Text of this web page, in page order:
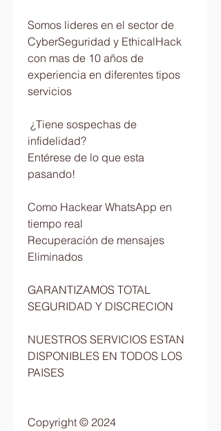
Somos lideres en el sector de
CyberSeguridad y EthicalHack
con mas de 10 años de
experiencia en diferentes tipos
servicios
infidelidad?
Entérese de lo que esta
pasando!
Como Hackear WhatsApp en
tiempo real
Recuperación de mensajes
Eliminados
GARANTIZAMOS TOTAL
NUESTROS SERVICIOS ESTAN
DISPONIBLES EN TODOS LOS
PAISES
Copyright © 2024